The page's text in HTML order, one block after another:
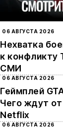
06 АВГУСТА 2026
Нехватка
к конфликту
СМИ
06 АВГУСТА 2026
Геймплей
Чего ждут
Netflix
06 АВГУСТА 2026